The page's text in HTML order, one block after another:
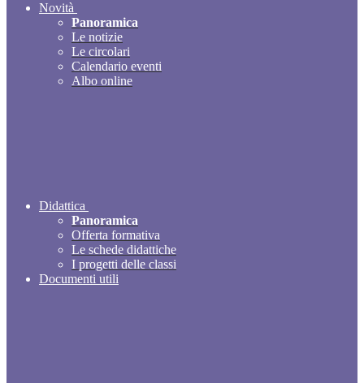
Novità
Panoramica
Le notizie
Le circolari
Calendario eventi
Albo online
Didattica
Panoramica
Offerta formativa
Le schede didattiche
I progetti delle classi
Documenti utili